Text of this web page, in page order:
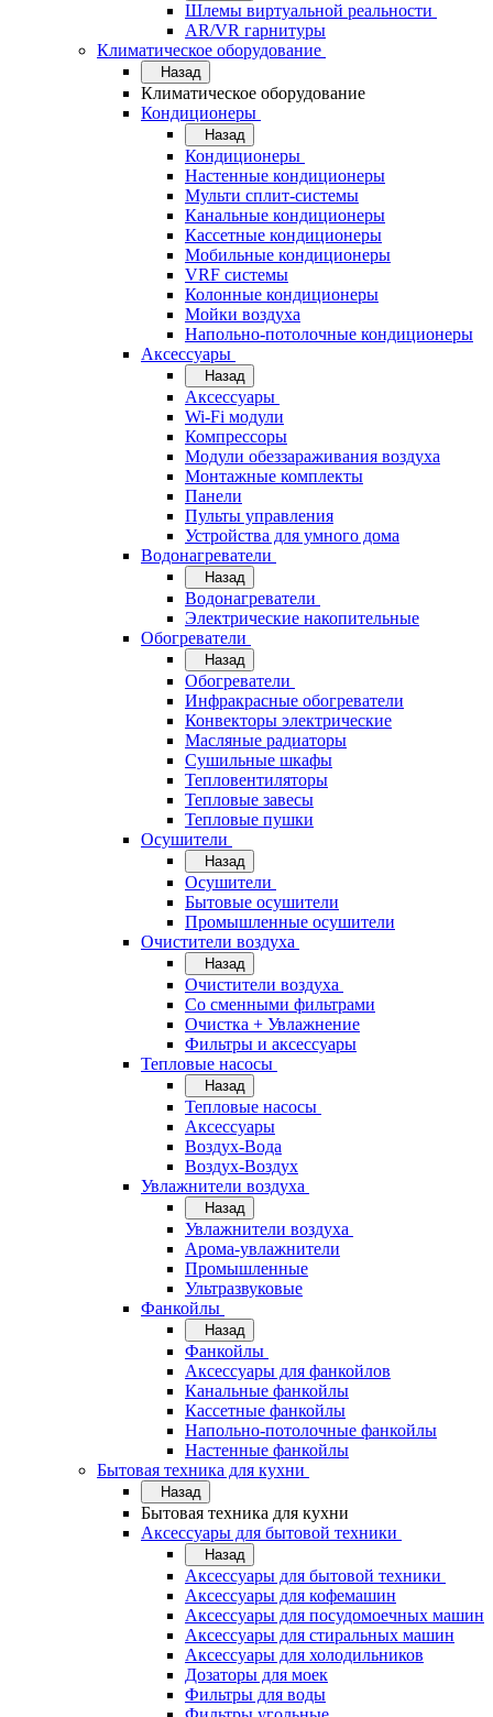
Шлемы виртуальной реальности
AR/VR гарнитуры
Климатическое оборудование
Назад
Климатическое оборудование
Кондиционеры
Назад
Кондиционеры
Настенные кондиционеры
Мульти сплит-системы
Канальные кондиционеры
Кассетные кондиционеры
Мобильные кондиционеры
VRF системы
Колонные кондиционеры
Мойки воздуха
Напольно-потолочные кондиционеры
Аксессуары
Назад
Аксессуары
Wi-Fi модули
Компрессоры
Модули обеззараживания воздуха
Монтажные комплекты
Панели
Пульты управления
Устройства для умного дома
Водонагреватели
Назад
Водонагреватели
Электрические накопительные
Обогреватели
Назад
Обогреватели
Инфракрасные обогреватели
Конвекторы электрические
Масляные радиаторы
Сушильные шкафы
Тепловентиляторы
Тепловые завесы
Тепловые пушки
Осушители
Назад
Осушители
Бытовые осушители
Промышленные осушители
Очистители воздуха
Назад
Очистители воздуха
Cо сменными фильтрами
Очистка + Увлажнение
Фильтры и аксессуары
Тепловые насосы
Назад
Тепловые насосы
Аксессуары
Воздух-Вода
Воздух-Воздух
Увлажнители воздуха
Назад
Увлажнители воздуха
Арома-увлажнители
Промышленные
Ультразвуковые
Фанкойлы
Назад
Фанкойлы
Аксессуары для фанкойлов
Канальные фанкойлы
Кассетные фанкойлы
Напольно-потолочные фанкойлы
Настенные фанкойлы
Бытовая техника для кухни
Назад
Бытовая техника для кухни
Аксессуары для бытовой техники
Назад
Аксессуары для бытовой техники
Аксессуары для кофемашин
Аксессуары для посудомоечных машин
Аксессуары для стиральных машин
Аксессуары для холодильников
Дозаторы для моек
Фильтры для воды